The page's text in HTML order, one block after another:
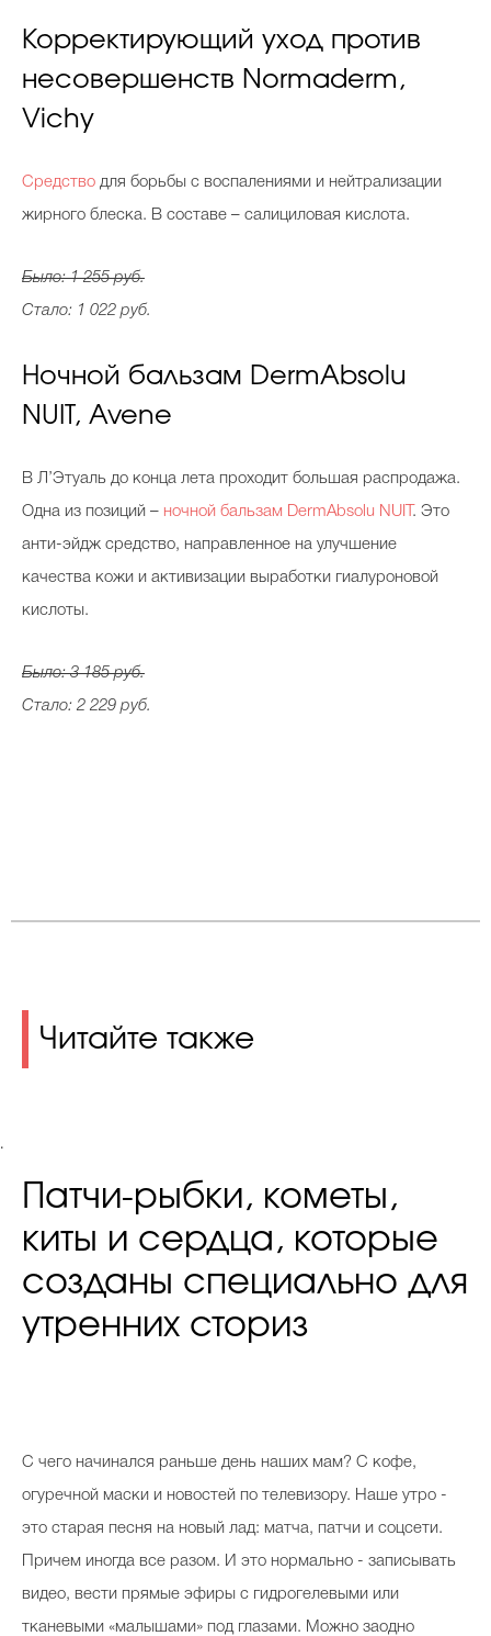
Корректирующий уход против
несовершенств Normaderm,
Vichy
Средство для борьбы с воспалениями и нейтрализации
жирного блеска. В составе – салициловая кислота.
Было: 1 255 руб.
Стало: 1 022 руб.
Ночной бальзам DermAbsolu
NUIT, Avene
В Л’Этуаль до конца лета проходит большая распродажа.
Одна из позиций – ночной бальзам DermAbsolu NUIT . Это
анти-эйдж средство, направленное на улучшение
качества кожи и активизации выработки гиалуроновой
кислоты.
Было: 3 185 руб.
Стало: 2 229 руб.
Читайте также
.
Патчи-рыбки, кометы,
киты и сердца, которые
созданы специально для
утренних сториз
С чего начинался раньше день наших мам? С кофе,
огуречной маски и новостей по телевизору. Наше утро -
это старая песня на новый лад: матча, патчи и соцсети.
Причем иногда все разом. И это нормально - записывать
видео, вести прямые эфиры с гидрогелевыми или
тканевыми «малышами» под глазами. Можно заодно